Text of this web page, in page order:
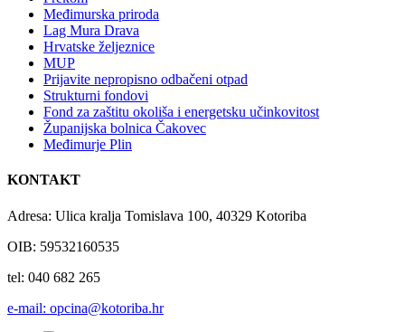
Međimurska priroda
Lag Mura Drava
Hrvatske željeznice
MUP
Prijavite nepropisno odbačeni otpad
Strukturni fondovi
Fond za zaštitu okoliša i energetsku učinkovitost
Županijska bolnica Čakovec
Međimurje Plin
KONTAKT
Adresa: Ulica kralja Tomislava 100, 40329 Kotoriba
OIB: 59532160535
tel: 040 682 265
e-mail: opcina@kotoriba.hr